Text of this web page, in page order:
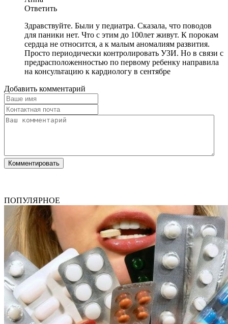
Ответить
Здравствуйте. Были у педиатра. Сказала, что поводов
для паники нет. Что с этим до 100лет живут. К порокам
сердца не относится, а к малым аномалиям развития.
Просто периодически контролировать УЗИ. Но в связи с
предрасположенностью по первому ребенку направила
на консультацию к кардиологу в сентябре
Добавить комментарий
ПОПУЛЯРНОЕ